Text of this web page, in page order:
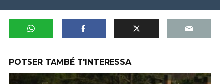
POTSER TAMBÉ T'INTERESSA